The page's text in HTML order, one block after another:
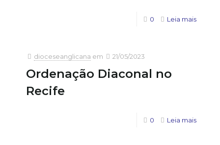
0 Leia mais
dioceseanglicana em 21/05/2023
Ordenação Diaconal no
Recife
0 Leia mais